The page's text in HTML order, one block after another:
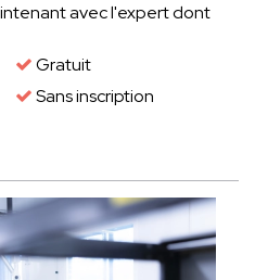
avec l'expert dont
Gratuit
Sans inscription